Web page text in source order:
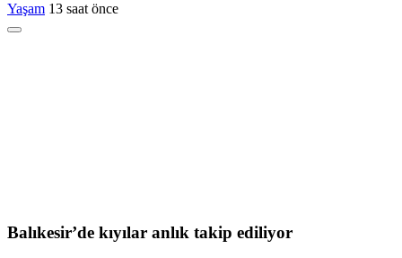
Yaşam 13 saat önce
Balıkesir’de kıyılar anlık takip ediliyor